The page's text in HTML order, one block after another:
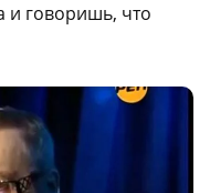
и говоришь, что